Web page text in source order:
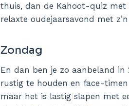
thuis, dan de Kahoot-quiz met
relaxte oudejaarsavond met
Zondag
En dan ben je zo aanbeland in
rustig te houden en face-
maar het is lastig slapen met